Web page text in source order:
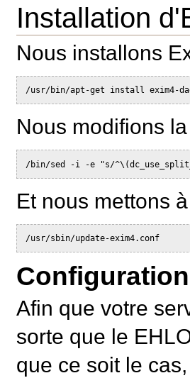
Installation
Nous installons
/usr/bin/apt-get install exim4-
Nous modifions
/bin/sed -i -e "s/
Et nous mettons
/usr/sbin/update-exim4.conf
Afin que votre
sorte que le
que ce soit le